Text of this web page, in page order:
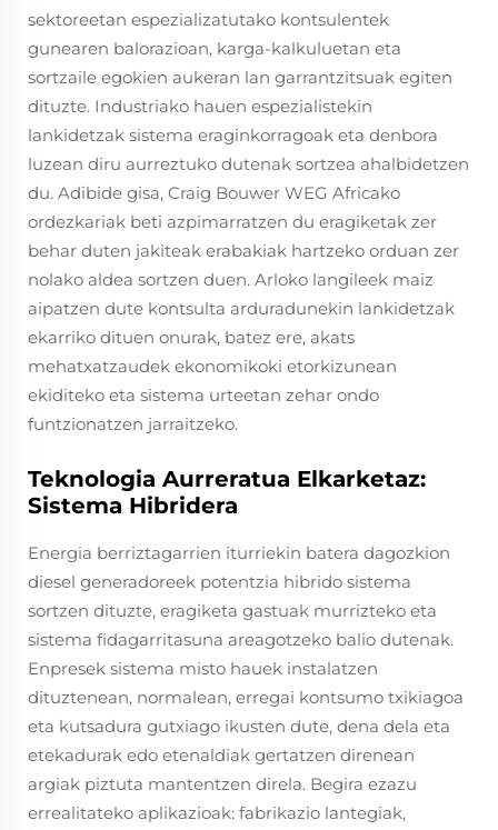
sektoreetan espezializatutako kontsulentek
gunearen balorazioan, karga-kalkuluetan eta
sortzaile egokien aukeran lan garrantzitsuak egiten
dituzte. Industriako hauen espezialistekin
lankidetzak sistema eraginkorragoak eta denbora
luzean diru aurreztuko dutenak sortzea ahalbidetzen
du. Adibide gisa, Craig Bouwer WEG Africako
ordezkariak beti azpimarratzen du eragiketak zer
behar duten jakiteak erabakiak hartzeko orduan zer
nolako aldea sortzen duen. Arloko langileek maiz
aipatzen dute kontsulta arduradunekin lankidetzak
ekarriko dituen onurak, batez ere, akats
mehatxatzaudek ekonomikoki etorkizunean
ekiditeko eta sistema urteetan zehar ondo
funtzionatzen jarraitzeko.
Teknologia Aurreratua Elkarketaz:
Sistema Hibridera
Energia berriztagarrien iturriekin batera dagozkion
diesel generadoreek potentzia hibrido sistema
sortzen dituzte, eragiketa gastuak murrizteko eta
sistema fidagarritasuna areagotzeko balio dutenak.
Enpresek sistema misto hauek instalatzen
dituztenean, normalean, erregai kontsumo txikiagoa
eta kutsadura gutxiago ikusten dute, dena dela eta
etekadurak edo etenaldiak gertatzen direnean
argiak piztuta mantentzen direla. Begira ezazu
errealitateko aplikazioak: fabrikazio lantegiak,